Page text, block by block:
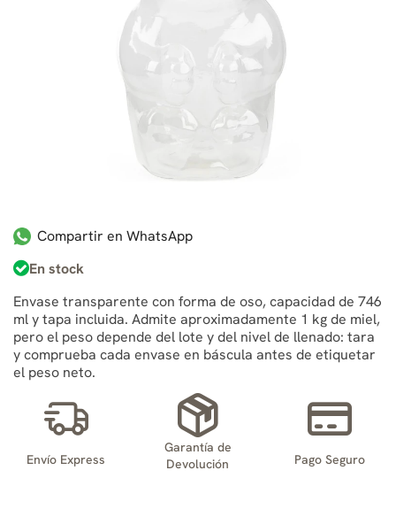
Compartir en WhatsApp
En stock
Envase transparente con forma de oso, capacidad de 746
ml y tapa incluida. Admite aproximadamente 1 kg de miel,
pero el peso depende del lote y del nivel de llenado: tara
y comprueba cada envase en báscula antes de etiquetar
el peso neto.
Envío Express
Garantía de
Devolución
Pago Seguro